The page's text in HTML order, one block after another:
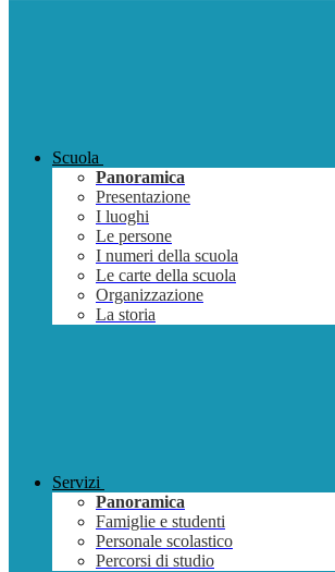
Scuola
Panoramica
Presentazione
I luoghi
Le persone
I numeri della scuola
Le carte della scuola
Organizzazione
La storia
Servizi
Panoramica
Famiglie e studenti
Personale scolastico
Percorsi di studio